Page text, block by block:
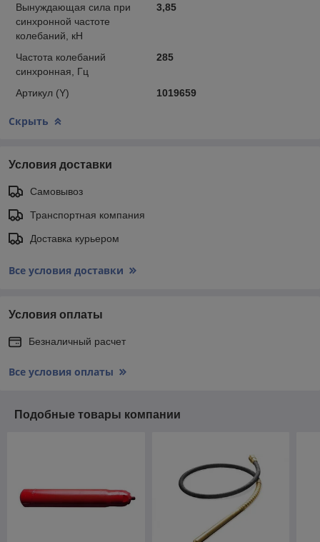
Вынуждающая сила при
синхронной частоте
колебаний, кН
3,85
Частота колебаний
синхронная, Гц
285
Артикул (Y) 1019659
Скрыть
Условия доставки
Самовывоз
Транспортная компания
Доставка курьером
Все условия доставки
Условия оплаты
Безналичный расчет
Все условия оплаты
Подобные товары компании